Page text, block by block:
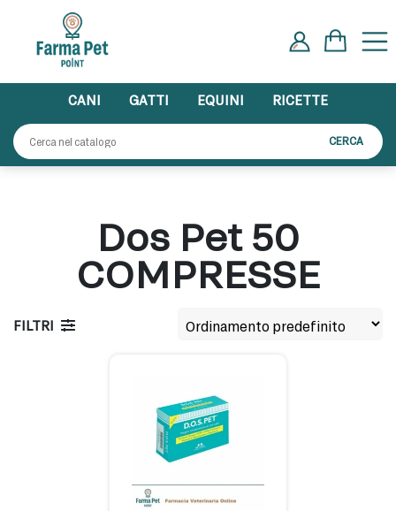
content
CANI GATTI EQUINI
RICETTE
CERCA
Dos Pet 50
COMPRESSE
FILTRI